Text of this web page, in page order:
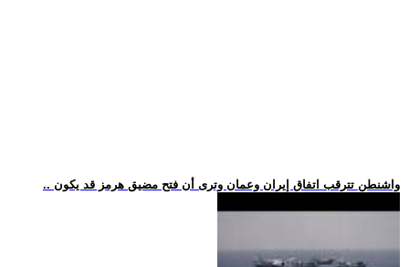
.. واشنطن تترقب اتفاق إيران وعمان وترى أن فتح مضيق هرمز قد يكون